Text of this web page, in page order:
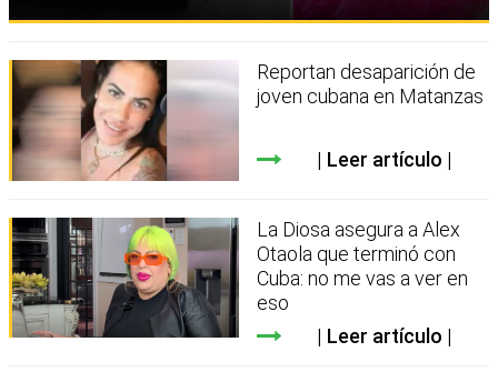
Reportan desaparición de
joven cubana en Matanzas
Leer artículo
La Diosa asegura a Alex
Otaola que terminó con
Cuba: no me vas a ver en
eso
Leer artículo